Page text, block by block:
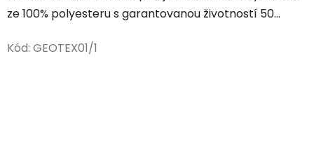
ze 100% polyesteru s garantovanou životností 50...
Kód: GEOTEX01/1